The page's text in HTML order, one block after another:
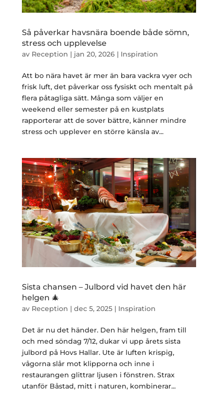
Så påverkar havsnära boende både sömn,
stress och upplevelse
av Reception | jan 20, 2026| Inspiration
Att bo nära havet är mer än bara vackra vyer och
frisk luft, det påverkar oss fysiskt och mentalt på
flera påtagliga sätt. Många som väljer en
weekend eller semester på en kustplats
rapporterar att de sover bättre, känner mindre
stress och upplever en större känsla av...
Sista chansen – Julbord vid havet den här
helgen 🎄
av Reception | dec 5, 2025| Inspiration
Det är nu det händer. Den här helgen, fram till
och med söndag 7/12, dukar vi upp årets sista
julbord på Hovs Hallar. Ute är luften krispig,
vågorna slår mot klipporna och inne i
restaurangen glittrar ljusen i fönstren. Strax
utanför Båstad, mitt i naturen, kombinerar...